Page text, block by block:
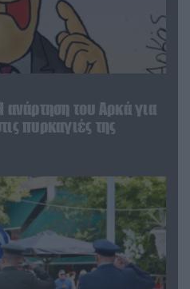
του Αρκά για
πυρκαγιές της